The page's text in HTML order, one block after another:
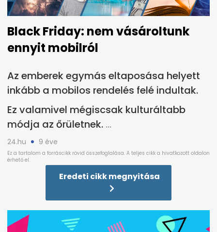
Black Friday: nem vásároltunk
ennyit mobilról
Az emberek egymás eltaposása helyett
inkább a mobilos rendelés felé indultak.
Ez valamivel mégiscsak kulturáltabb
módja az őrületnek.
24.hu 9 éve
Eredeti cikk megnyitása